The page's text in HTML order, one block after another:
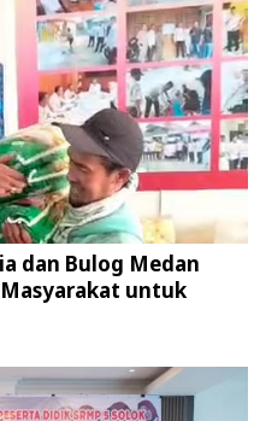
dan Bulog Medan
untuk